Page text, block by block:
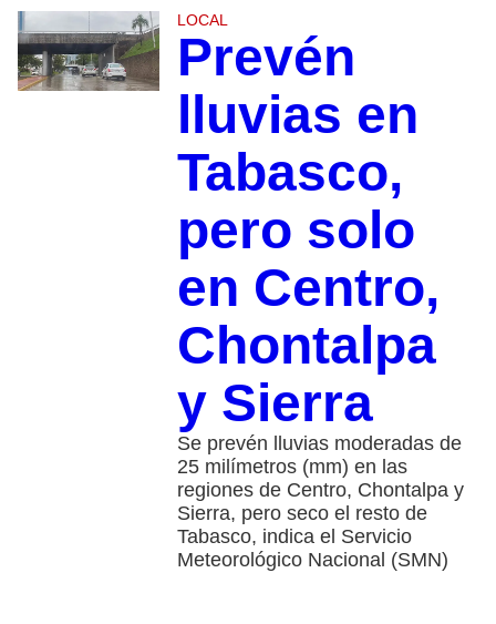
LOCAL
Prevén
lluvias en
Tabasco,
pero solo
en Centro,
Chontalpa
y Sierra
Se prevén lluvias moderadas de
25 milímetros (mm) en las
regiones de Centro, Chontalpa y
Sierra, pero seco el resto de
Tabasco, indica el Servicio
Meteorológico Nacional (SMN)